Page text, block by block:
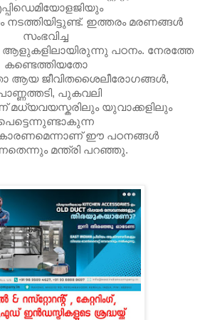
നടത്തിയിട്ടുണ്ട്‌. ഇത്തരം മരണങ്ങൾ
സംഭവിച്ച
ആളുകളിലായിരുന്നു പഠനം. നേരത്തേ
കണ്ടെത്തിയതോ
ആയ ജീവിതശൈലീരോഗങ്ങള്‍,
പുകവലി
മധ്യവയസ്കരിലും യുവാക്കളിലും
ഈ പഠനങ്ങള്‍
മന്ത്രി പറഞ്ഞു.